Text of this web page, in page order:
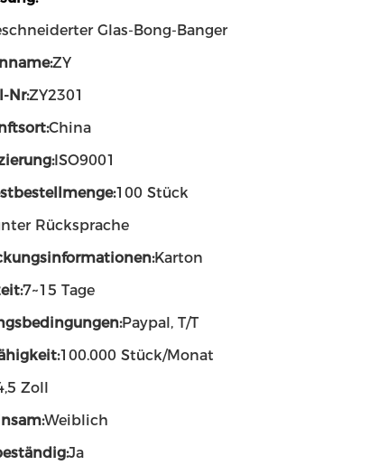
Glas-Bong-Banger
ZY
Nr:ZY2301
China
ISO9001
100 Stück
Rücksprache
Karton
7~15 Tage
Paypal, T/T
100.000 Stück/Monat
Zoll
Weiblich
Ja